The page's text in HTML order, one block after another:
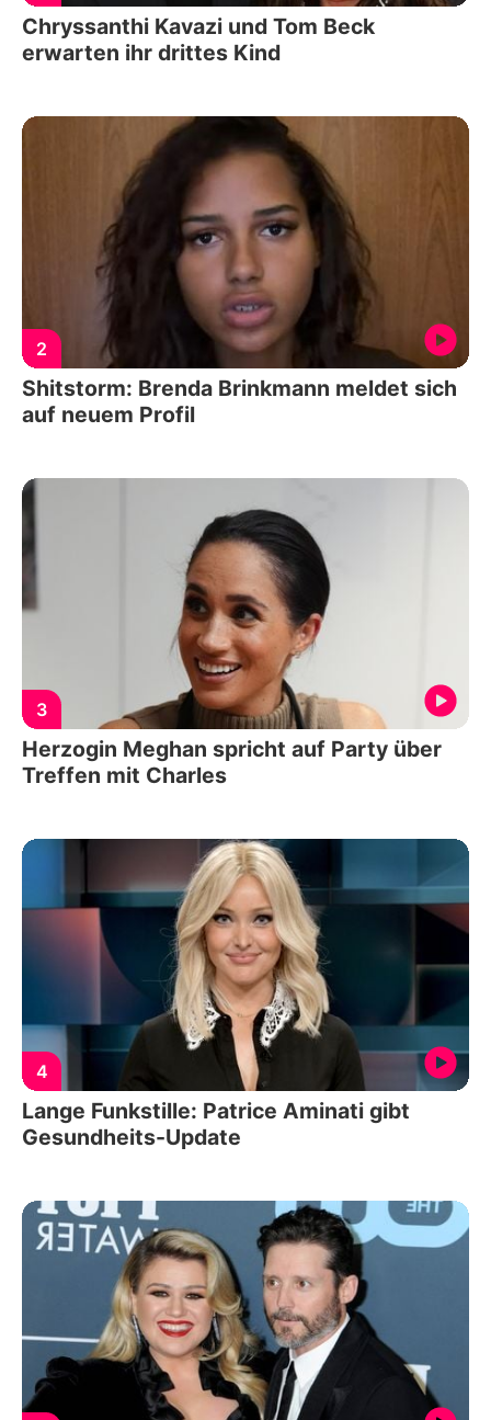
Chryssanthi Kavazi und Tom Beck
erwarten ihr drittes Kind
2
Shitstorm: Brenda Brinkmann meldet sich
auf neuem Profil
3
Herzogin Meghan spricht auf Party über
Treffen mit Charles
4
Lange Funkstille: Patrice Aminati gibt
Gesundheits-Update